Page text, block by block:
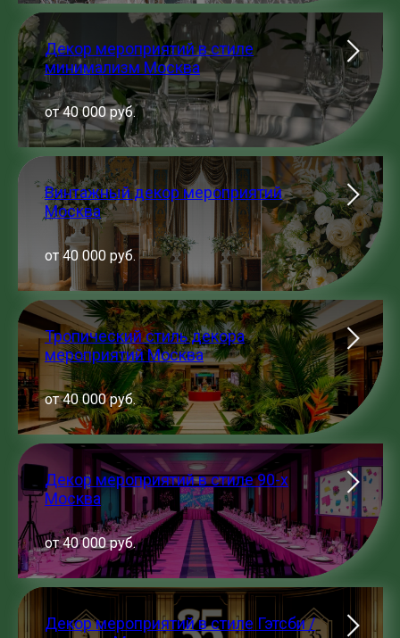
Декор мероприятий в стиле
минимализм Москва
от 40 000 руб.
Винтажный декор мероприятий
Москва
от 40 000 руб.
Тропический стиль декора
мероприятий Москва
от 40 000 руб.
Декор мероприятий в стиле 90-х
Москва
от 40 000 руб.
Декор мероприятий в стиле Гэтсби /